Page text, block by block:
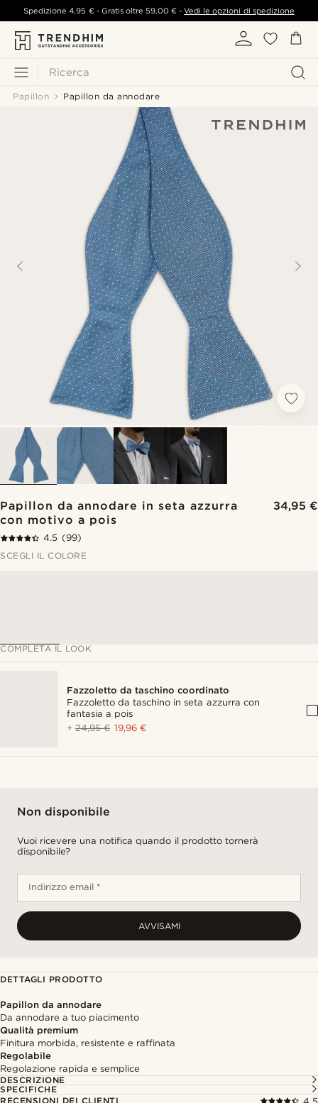
Ricerca
Spedizione4,95 €- Gratis oltre 59,00 € -Vedi le opzioni di spedizione
Papillon Papillon da annodare
Papillon da annodare in seta azzurra
con motivo a pois
34,95 €
4.5 (99)
SCEGLI IL COLORE
COMPLETA IL LOOK
Fazzoletto da taschino coordinato
Fazzoletto da taschino in seta azzurra con
fantasia a pois
+24,95 € 19,96 €
Non disponibile
Vuoi ricevere una notifica quando il prodotto tornerà
disponibile?
Indirizzo email *
AVVISAMI
DETTAGLI PRODOTTO
Papillon da annodare
Da annodare a tuo piacimento
Qualità premium
Finitura morbida, resistente e raffinata
Regolabile
Regolazione rapida e semplice
DESCRIZIONE
SPECIFICHE
RECENSIONI DEI CLIENTI
4.5